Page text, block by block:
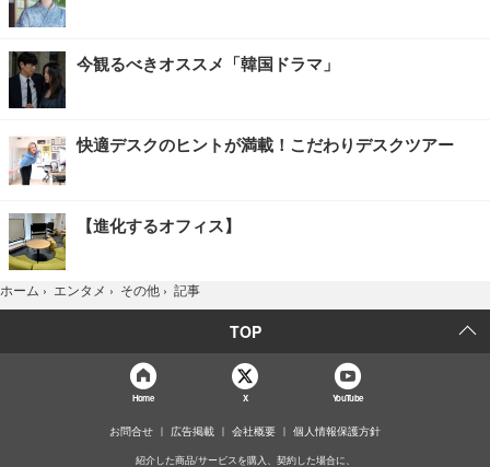
今観るべきオススメ「韓国ドラマ」
快適デスクのヒントが満載！こだわりデスクツアー
【進化するオフィス】
ホーム › エンタメ › その他 › 記事
TOP
Home X YouTube
お問合せ 広告掲載 会社概要 個人情報保護方針
紹介した商品/サービスを購入、契約した場合に、